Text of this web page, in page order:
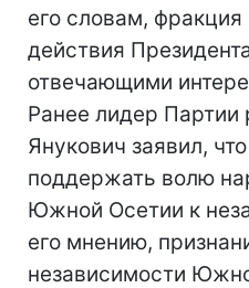
его словам,
действия
отвечающими
Ранее лидер Партии
Янукович заявил,
поддержать волю
Южной Осетии к
его мнению,
независимости